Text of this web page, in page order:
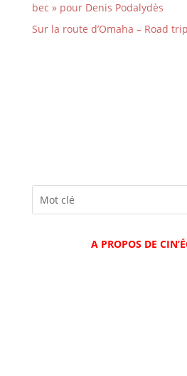
bec » pour Denis Podalydès
Sur la route d’Omaha – Road
A PROPOS DE